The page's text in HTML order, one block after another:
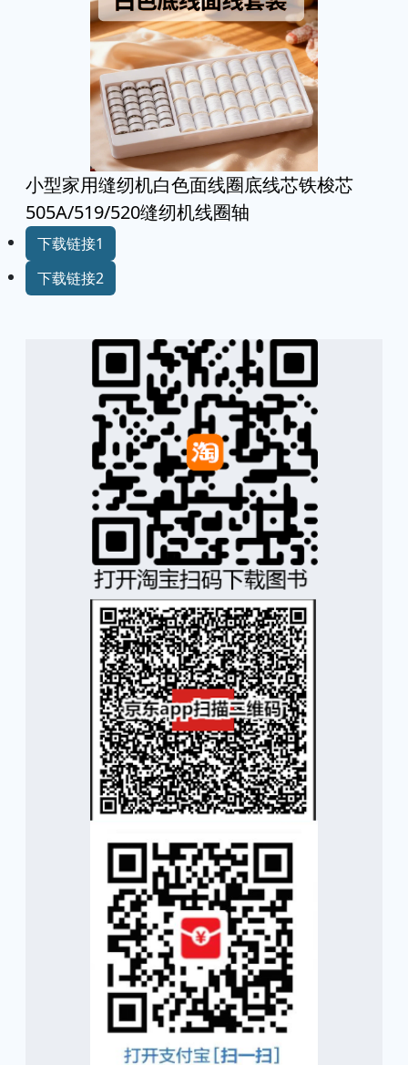
小型家用缝纫机白色面线圈底线芯铁梭芯
505A/519/520缝纫机线圈轴
下载链接1
下载链接2